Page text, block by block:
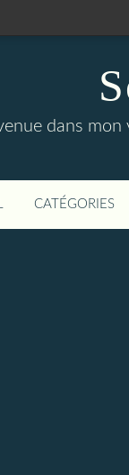
dans
CATÉGORIES